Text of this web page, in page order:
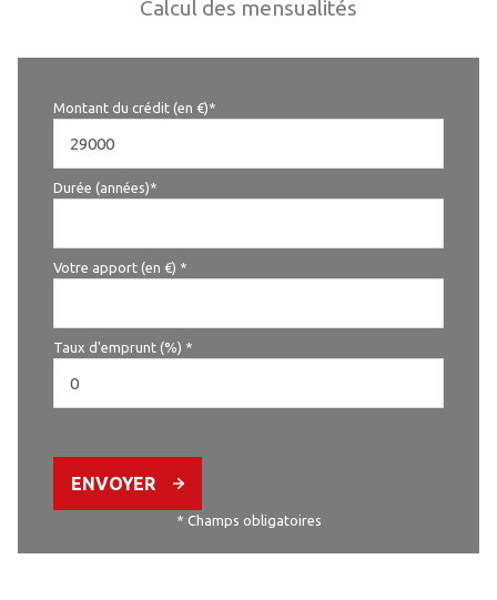
Calcul des mensualités
Montant du crédit (en €)*
Durée (années)*
Votre apport (en €) *
Taux d'emprunt (%) *
ENVOYER
* Champs obligatoires